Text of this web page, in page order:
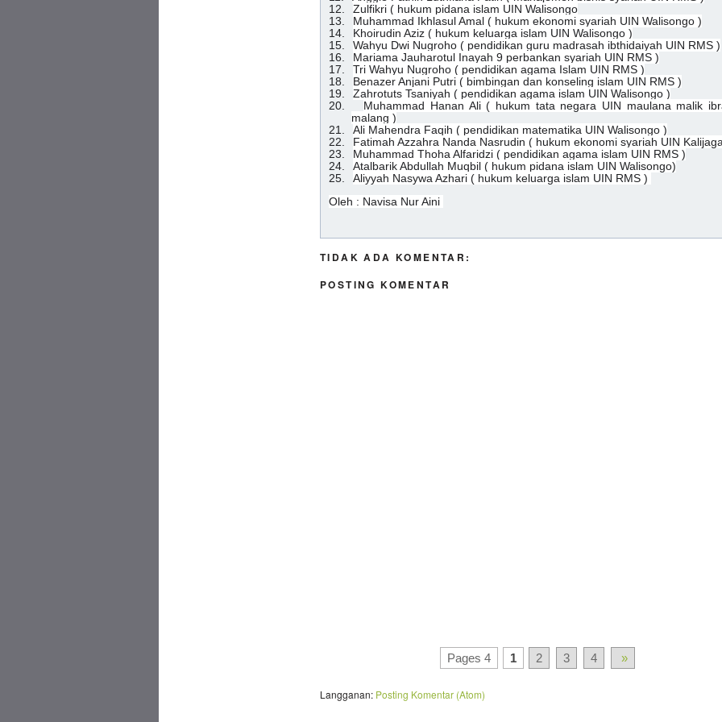
12.
Zulfikri ( hukum pidana islam UIN Walisongo
13.
Muhammad Ikhlasul Amal ( hukum ekonomi syariah UIN Walisongo )
14.
Khoirudin Aziz ( hukum keluarga islam UIN Walisongo )
15.
Wahyu Dwi Nugroho ( pendidikan guru madrasah ibthidaiyah UIN RMS )
16.
Mariama Jauharotul Inayah 9 perbankan syariah UIN RMS )
17.
Tri Wahyu Nugroho ( pendidikan agama Islam UIN RMS )
18.
Benazer Anjani Putri ( bimbingan dan konseling islam UIN RMS )
19.
Zahrotuts Tsaniyah ( pendidikan agama islam UIN Walisongo )
20.
Muhammad Hanan Ali ( hukum tata negara UIN maulana malik
malang )
21.
Ali Mahendra Faqih ( pendidikan matematika UIN Walisongo )
22.
Fatimah Azzahra Nanda Nasrudin ( hukum ekonomi syariah UIN
23.
Muhammad Thoha Alfaridzi ( pendidikan agama islam UIN RMS )
24.
Atalbarik Abdullah Muqbil ( hukum pidana islam UIN Walisongo)
25.
Aliyyah Nasywa Azhari ( hukum keluarga islam UIN RMS )
Oleh : Navisa Nur Aini
TIDAK ADA KOMENTAR:
POSTING KOMENTAR
Pages 4 1 2 3 4 »
Langganan: Posting Komentar (Atom)